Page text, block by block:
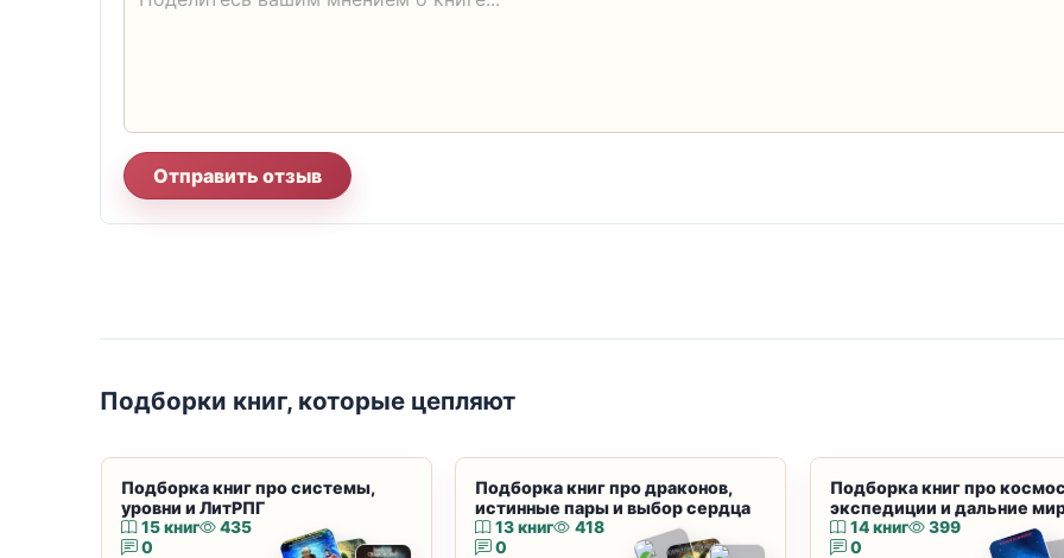
Отправить отзыв
Подборки книг, которые цепляют
Подборка книг про системы,
уровни и ЛитРПГ
15 книг
435
0
Подборка книг про драконов,
истинные пары и выбор сердца
13 книг
418
0
Подборка книг про
экспедиции и дальние
14 книг
399
0